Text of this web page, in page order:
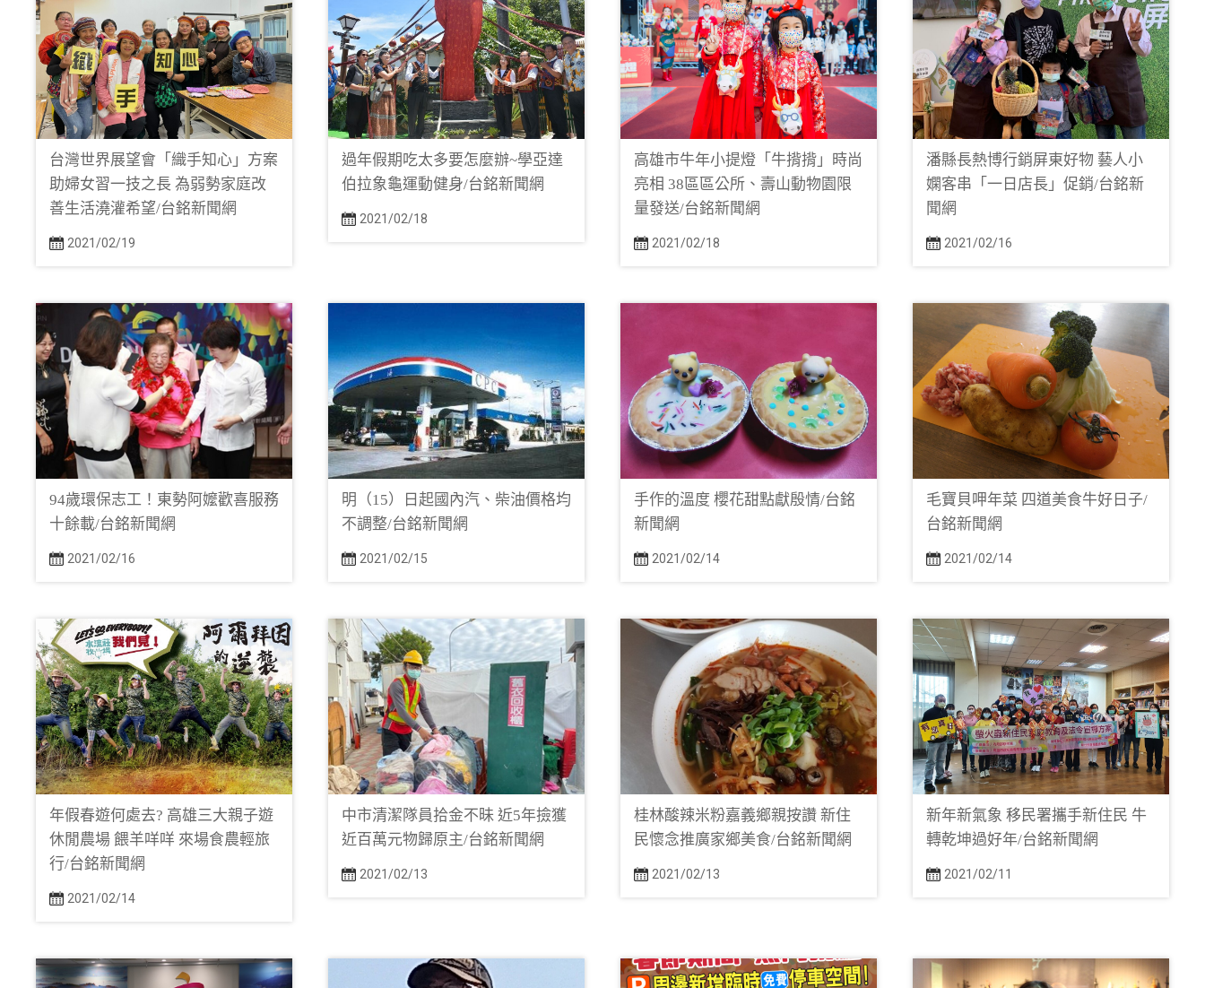
台灣世界展望會「織手知心」方案
助婦女習一技之長 為弱勢家庭改
善生活澆灌希望/台銘新聞網
2021/02/19
過年假期吃太多要怎麼辦~學亞達
伯拉象龜運動健身/台銘新聞網
2021/02/18
高雄市牛年小提燈「牛揹揹」時尚
亮相 38區區公所、壽山動物園限
量發送/台銘新聞網
2021/02/18
潘縣長熱博行銷屏東好物 藝人小
嫻客串「一日店長」促銷/台銘新
聞網
2021/02/16
94歲環保志工！東勢阿嬤歡喜服務
十餘載/台銘新聞網
2021/02/16
明（15）日起國內汽、柴油價格均
不調整/台銘新聞網
2021/02/15
手作的溫度 櫻花甜點獻殷情/台銘
新聞網
2021/02/14
毛寶貝呷年菜 四道美食牛好日子/
台銘新聞網
2021/02/14
年假春遊何處去? 高雄三大親子遊
休閒農場 餵羊咩咩 來場食農輕旅
行/台銘新聞網
2021/02/14
中市清潔隊員拾金不昧 近5年撿獲
近百萬元物歸原主/台銘新聞網
2021/02/13
桂林酸辣米粉嘉義鄉親按讚 新住
民懷念推廣家鄉美食/台銘新聞網
2021/02/13
新年新氣象 移民署攜手新住民 牛
轉乾坤過好年/台銘新聞網
2021/02/11